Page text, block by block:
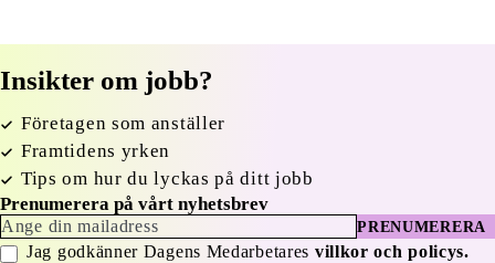
Insikter om jobb?
Företagen som anställer
Framtidens yrken
Tips om hur du lyckas på ditt jobb
Prenumerera på vårt nyhetsbrev
PRENUMERERA
Jag godkänner Dagens Medarbetares villkor och policys.